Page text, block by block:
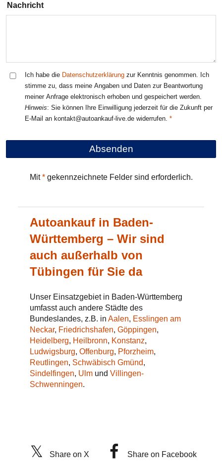
Nachricht
Ich habe die Datenschutzerklärung zur Kenntnis genommen. Ich
stimme zu, dass meine Angaben und Daten zur Beantwortung
meiner Anfrage elektronisch erhoben und gespeichert werden.
Hinweis: Sie können Ihre Einwilligung jederzeit für die Zukunft per
E-Mail an kontakt@autoankauf-live.de widerrufen.
Mit* gekennzeichnete Felder sind erforderlich.
Autoankauf in Baden-
Württemberg – Wir sind
auch außerhalb von
Tübingen für Sie da
Unser Einsatzgebiet in Baden-Württemberg
umfasst auch andere Städte des
Bundeslandes, z.B. in Aalen, Esslingen am
Neckar, Friedrichshafen, Göppingen,
Heidelberg, Heilbronn, Konstanz,
Ludwigsburg, Offenburg, Pforzheim,
Reutlingen, Schwäbisch Gmünd,
Sindelfingen, Ulm und Villingen-
Schwenningen.
Share on X Share on Facebook